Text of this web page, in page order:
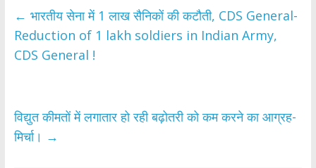
b
o
o
er s
A
e
← भारतीय सेना में 1 लाख सैनिकों की कटौती, CDS General-
Reduction of 1 lakh soldiers in Indian Army,
CDS General !
विद्युत कीमतों में लगातार हो रही बढ़ोतरी को कम करने का आग्रह-
मिर्चा। →